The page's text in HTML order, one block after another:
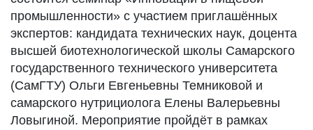
промышленности» с участием приглашённых
экспертов: кандидата технических наук, доцента
высшей биотехнологической школы Самарского
государственного технического университета
(СамГТУ) Ольги Евгеньевны Темниковой и
самарского нутрициолога Елены Валерьевны
Ловыгиной. Мероприятие пройдёт в рамках